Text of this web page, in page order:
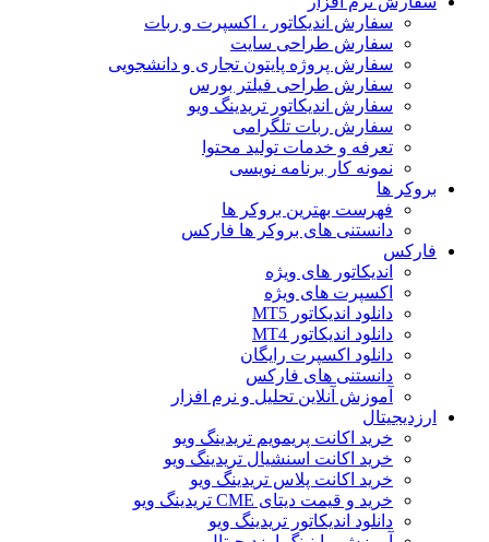
سفارش اندیکاتور ، اکسپرت و ربات
سفارش طراحی سایت
سفارش پروژه پایتون تجاری و دانشجویی
سفارش طراحی فیلتر بورس
سفارش اندیکاتور تریدینگ ویو
سفارش ربات تلگرامی
تعرفه و خدمات تولید محتوا
نمونه کار برنامه نویسی
بروکر ها
فهرست بهترین بروکر ها
دانستنی های بروکر ها فارکس
فارکس
اندیکاتور های ویژه
اکسپرت های ویژه
دانلود اندیکاتور MT5
دانلود اندیکاتور MT4
دانلود اکسپرت رایگان
دانستنی های فارکس
آموزش آنلاین تحلیل و نرم افزار
ارزدیجیتال
خرید اکانت پریمویم تریدینگ ویو
خرید اکانت اسنشیال تریدینگ ویو
خرید اکانت پلاس تریدینگ ویو
خرید و قیمت دیتای CME تریدینگ ویو
دانلود اندیکاتور تریدینگ ویو